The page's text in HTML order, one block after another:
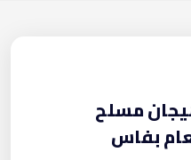
مسلح
بفاس